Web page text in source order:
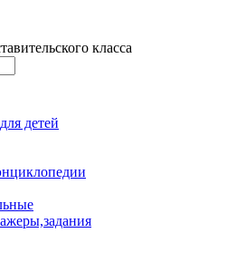
класса
детей